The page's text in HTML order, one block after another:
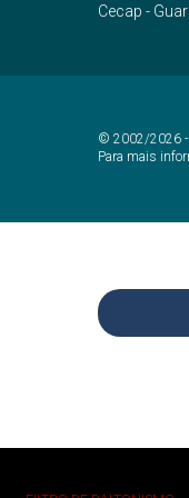
Cecap -
© 2002/2026 -
Para mais